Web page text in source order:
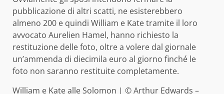
pubblicazione di altri scatti, ne esisterebbero
almeno 200 e quindi William e Kate tramite il loro
avvocato Aurelien Hamel, hanno richiesto la
restituzione delle foto, oltre a volere dal giornale
un’ammenda di diecimila euro al giorno finché le
foto non saranno restituite completamente.
William e Kate alle Solomon | © Arthur Edwards –